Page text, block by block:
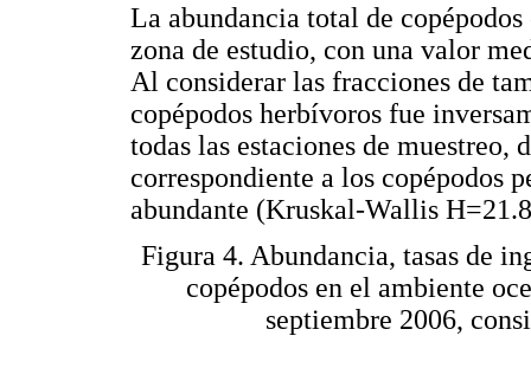
La abundancia total de
zona de estudio, con una valor
Al considerar las fracciones de
copépodos herbívoros fue
todas las estaciones de muestreo,
correspondiente a los copépodos
abundante (Kruskal-Wallis
Figura 4. Abundancia, tasas de
copépodos en el ambiente
septiembre 2006,